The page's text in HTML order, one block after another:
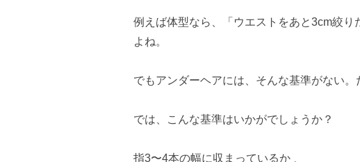
例えば体型なら、「ウエストをあと3cm絞
よね。
でもアンダーヘアには、そんな基準がない。
では、こんな基準はいかがでしょうか？
指3〜4本の幅に収まっているか 、